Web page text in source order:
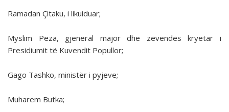
Ramadan Çitaku, i likuiduar;
Myslim Peza, gjeneral major dhe zëvendës kryetar i
Presidiumit të Kuvendit Popullor;
Gago Tashko, ministër i pyjeve;
Muharem Butka;